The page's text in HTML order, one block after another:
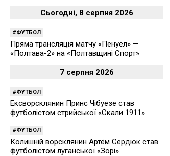
Сьогодні, 8 серпня 2026
ФУТБОЛ
Пряма трансляція матчу «Пенуел» —
«Полтава-2» на «Полтавщині Спорт»
7 серпня 2026
ФУТБОЛ
Ексворсклянин Принс Чібуезе став
футболістом стрийської «Скали 1911»
ФУТБОЛ
Колишній ворсклянин Артём Сердюк став
футболістом луганської «Зорі»